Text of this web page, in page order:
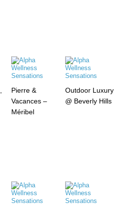
Pierre &
Vacances –
Méribel
Outdoor Luxury
@ Beverly Hills